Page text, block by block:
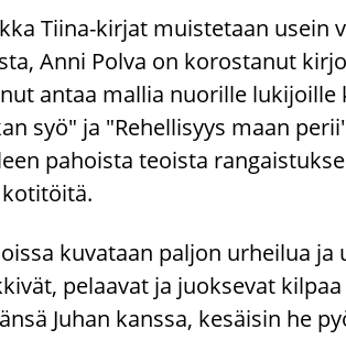
Tiina-​kirjat muis­te­taan usein
Anni Polva on ko­ros­ta­nut
antaa mal­lia nuo­ril­le lu­ki­joil­le
syö" ja "Re­hel­li­syys maan
pa­hois­ta teois­ta
ku­va­taan pal­jon ur­hei­lua
pe­laa­vat ja juok­se­vat
Juhan kans­sa, ke­säi­sin he